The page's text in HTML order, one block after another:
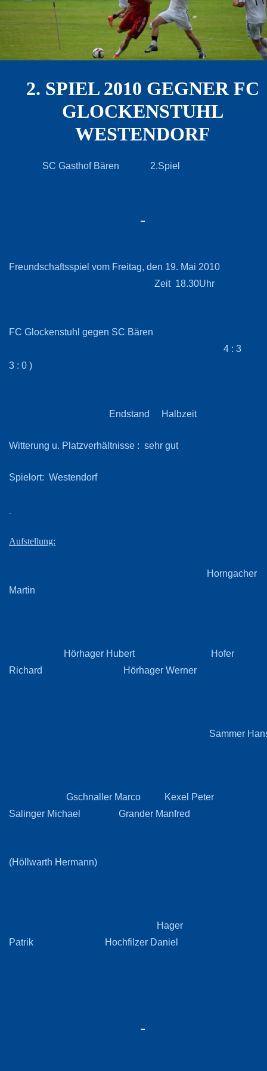
2. SPIEL 2010 GEGNER FC
GLOCKENSTUHL
WESTENDORF
SC Gasthof Bären 2.Spiel
Freundschaftsspiel vom Freitag, den 19. Mai 2010
Zeit
FC Glockenstuhl gegen SC Bären
4 : 3
3 : 0 )
Endstand Halbzeit
Witterung u. Platzverhältnisse : sehr gut
Spielort: Westendorf
Aufstellung:
Horngacher
Martin
Hörhager Hubert Hofer
Richard Hörhager Werner
Sammer
Gschnaller Marco Kexel Peter
Salinger Michael Grander Manfred
(Höllwarth Hermann)
Hager
Patrik Hochfilzer Daniel